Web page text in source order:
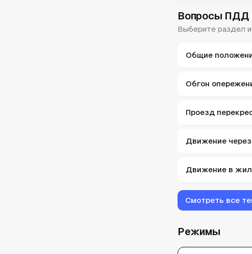
Вопросы ПДД
Выберите раздел и
Общие
Обгон
Проезд
Движение
Движение в
Смотреть все
Режимы